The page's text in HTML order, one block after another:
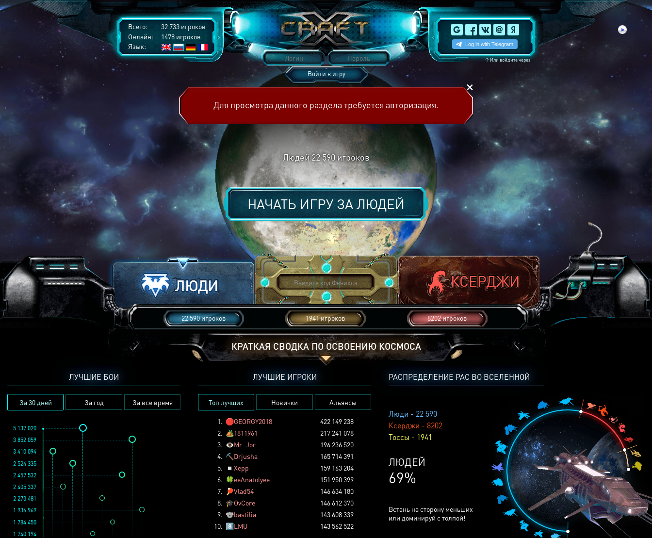
Всего:
32 733 игроков
Онлайн:
1478 игроков
Язык:
↑Или войдите через
Войти в игру
Для просмотра данного раздела требуется авторизация.
Людей 22 590игроков
НАЧАТЬ ИГРУ ЗАЛЮДЕЙ
22 590 игроков 1941 игроков 8202 игроков
КРАТКАЯ СВОДКА ПО ОСВОЕНИЮ КОСМОСА
РАСПРЕДЕЛЕНИЕ РАС ВО ВСЕЛЕННОЙ
Люди - 22 590
Ксерджи - 8202
Тоссы - 1941
КСЕРДЖЕЙ
25%
Встань на сторону меньших
или доминируй с толпой!
ЛУЧШИЕ БОИ
За 30 дней За год За все время
1 936 969
3 852 059
2 457 532
1 784 450
2 273 481
1 740 194
5 137 020
2 524 335
2 405 337
3 410 094
ЛУЧШИЕ ИГРОКИ
Топ лучших Новички Альянсы
1. 🛑GEORGY2018
422 149 238
2. 🏕️1811961
217 241 078
3. 👁️Mr_Jor
196 236 520
4. ⛏️ Drjusha
165 714 391
5.
◽ Xepp
159 163 204
6. 🍀eeAnatolyee
151 950 399
7.
🏓Vlad54
146 634 180
8. 🎓OvCore
146 612 370
9. 🐨bastilia
143 608 339
10. 8️⃣LMU 143 562 522